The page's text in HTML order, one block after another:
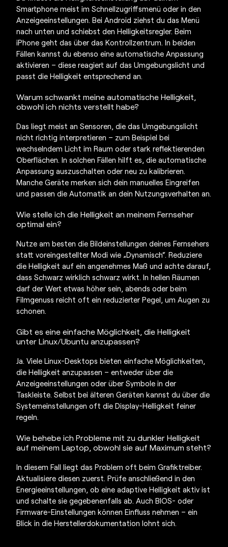
Smartphone meist im Schnellzugriffsmenü oder in den
Anzeigeeinstellungen. Bei Android ziehst du das Menü
nach unten und schiebst den Helligkeitsregler. Beim
iPhone geht das über das Kontrollzentrum. In beiden
Fällen kannst du ebenso eine automatische Anpassung
aktivieren – diese reagiert auf das Umgebungslicht und
passt die Helligkeit entsprechend an.
Warum schwankt meine automatische Helligkeit,
obwohl ich nichts verstellt habe?
Das liegt meist an Sensoren, die das Umgebungslicht
nicht richtig interpretieren – zum Beispiel bei
wechselndem Licht im Raum oder stark reflektierenden
Oberflächen. In solchen Fällen hilft es, die automatische
Anpassung auszuschalten oder neu zu kalibrieren.
Manche Geräte merken sich dein manuelles Eingreifen
und passen die Automatik an dein Nutzungsverhalten an.
Wie stelle ich dieHelligkeit an meinem Fernseher
optimal ein?
Nutze am besten die Bildeinstellungen deines Fernsehers
statt voreingestellter Modi wie „Dynamisch“. Reduziere
die Helligkeit auf ein angenehmes Maß und achte darauf,
dass Schwarz wirklich schwarz wirkt. In hellen Räumen
darf der Wert etwas höher sein, abends oder beim
Filmgenuss reicht oft ein reduzierter Pegel, um Augen zu
schonen.
Gibt es eine einfache Möglichkeit, die Helligkeit
unter Linux/Ubuntu anzupassen?
Ja. Viele Linux-Desktops bieten einfache Möglichkeiten,
die Helligkeit anzupassen – entweder über die
Anzeigeeinstellungen oder über Symbole in der
Taskleiste. Selbst bei älteren Geräten kannst du über die
Systemeinstellungen oft die Display-Helligkeit feiner
regeln.
Wie behebe ich Probleme mit zu dunklerHelligkeit
auf meinem Laptop,obwohl sie auf Maximum steht?
In diesem Fall liegt das Problem oft beim Grafiktreiber.
Aktualisiere diesen zuerst. Prüfe anschließend in den
Energieeinstellungen, ob eine adaptive Helligkeit aktiv ist
und schalte sie gegebenenfalls ab. Auch BIOS- oder
Firmware-Einstellungen können Einfluss nehmen – ein
Blick in die Herstellerdokumentation lohnt sich.